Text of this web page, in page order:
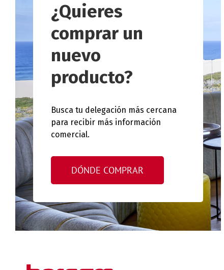
¿Quieres
comprar un
nuevo
producto?
Busca tu delegación más cercana
para recibir más información
comercial.
DÓNDE COMPRAR